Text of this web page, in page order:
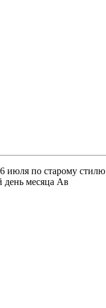
июля по старому стилю
день месяца Ав